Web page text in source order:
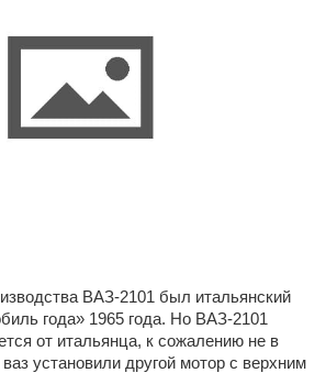
ВАЗ-2101 был итальянский
года» 1965 года. Но ВАЗ-2101
от итальянца, к сожалению не в
установили другой мотор с верхним